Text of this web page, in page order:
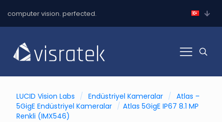
computer vision. perfected.
LUCID Vision Labs / Endüstriyel Kameralar / Atlas –
5GigE Endüstriyel Kameralar / Atlas 5GigE IP67 8.1 MP
Renkli (IMX546)